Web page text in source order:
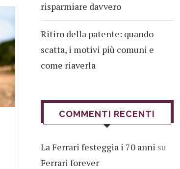
risparmiare davvero
Ritiro della patente: quando
scatta, i motivi più comuni e
come riaverla
COMMENTI RECENTI
La Ferrari festeggia i 70 anni su
Ferrari forever